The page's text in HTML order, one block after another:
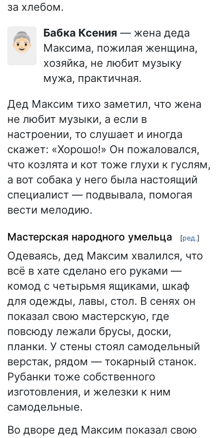
за хлебом.
👵🏻 Бабка Ксения — жена деда
Максима, пожилая женщина,
хозяйка, не любит музыку
мужа, практичная.
Дед Максим тихо заметил, что жена
не любит музыки, а если в
настроении, то слушает и иногда
скажет: «Хорошо!» Он пожаловался,
что козлята и кот тоже глухи к гуслям,
а вот собака у него была настоящий
специалист — подвывала, помогая
вести мелодию.
Мастерская народного умельца [ред.]
Одеваясь, дед Максим хвалился, что
всё в хате сделано его руками —
комод с четырьмя ящиками, шкаф
для одежды, лавы, стол. В сенях он
показал свою мастерскую, где
повсюду лежали брусы, доски,
планки. У стены стоял самодельный
верстак, рядом — токарный станок.
Рубанки тоже собственного
изготовления, и железки к ним
самодельные.
Во дворе дед Максим показал свою